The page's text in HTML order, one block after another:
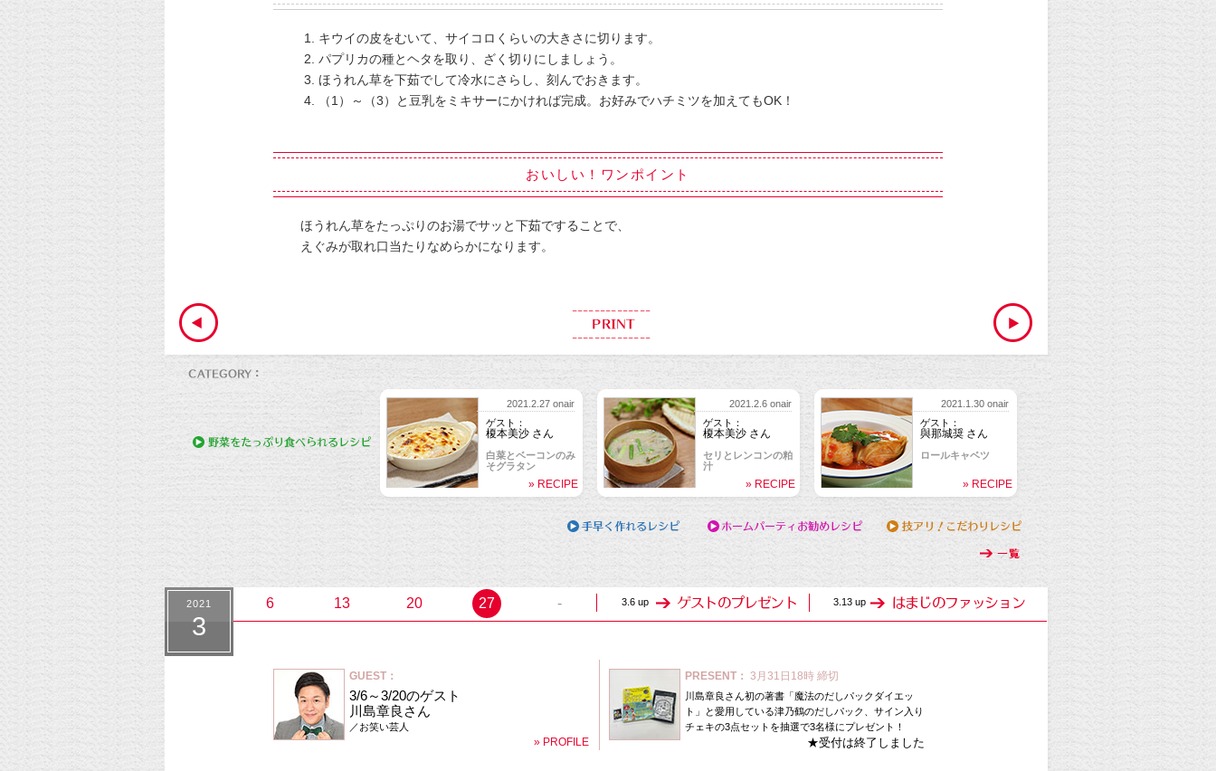
キウイの皮をむいて、サイコロくらいの大きさに切ります。
パプリカの種とヘタを取り、ざく切りにしましょう。
ほうれん草を下茹でして冷水にさらし、刻んでおきます。
（1）～（3）と豆乳をミキサーにかければ完成。お好みでハチミツを加えてもOK！
おいしい！ワンポイント
ほうれん草をたっぷりのお湯でサッと下茹ですることで、
えぐみが取れ口当たりなめらかになります。
2021.2.27 onair
ゲスト：
榎本美沙 さん
白菜とベーコンのみ
そグラタン
» RECIPE
2021.2.6 onair
ゲスト：
榎本美沙 さん
セリとレンコンの粕
汁
» RECIPE
2021.1.30 onair
ゲスト：
與那城奨 さん
ロールキャベツ
» RECIPE
2021.1.9 onair
2021
3
6 13 20 27 - 3.6 up 3.13 up
GUEST：
3/6～3/20のゲスト
川島章良さん
／お笑い芸人
» PROFILE
PRESENT： 3月31日18時 締切
川島章良さん初の著書「魔法のだしパックダイエッ
ト」と愛用している津乃鶴のだしパック、サイン入り
チェキの3点セットを抽選で3名様にプレゼント！
★受付は終了しました